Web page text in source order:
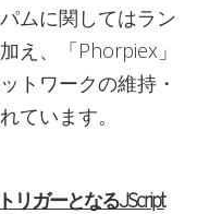
ムに関してはラン
え、「Phorpiex」
トワークの維持・
ています。
リガーとなるJScript